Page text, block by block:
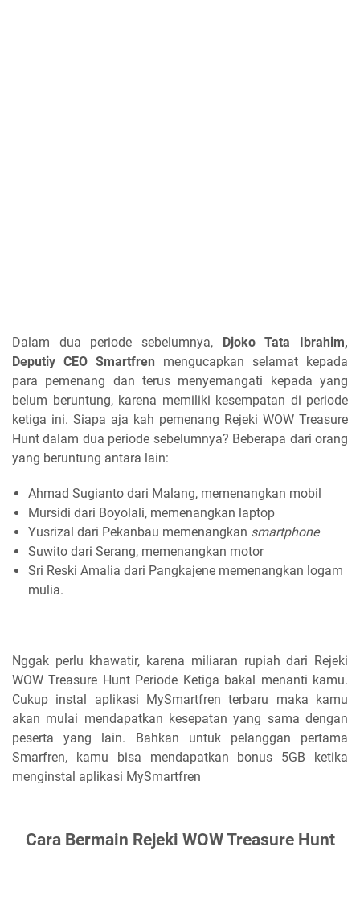
Dalam dua periode sebelumnya, Djoko Tata Ibrahim,
Deputiy CEO Smartfren mengucapkan selamat kepada
para pemenang dan terus menyemangati kepada yang
belum beruntung, karena memiliki kesempatan di periode
ketiga ini. Siapa aja kah pemenang Rejeki WOW Treasure
Hunt dalam dua periode sebelumnya? Beberapa dari orang
yang beruntung antara lain:
Ahmad Sugianto dari Malang, memenangkan mobil
Mursidi dari Boyolali, memenangkan laptop
Yusrizal dari Pekanbau memenangkan smartphone
Suwito dari Serang, memenangkan motor
Sri Reski Amalia dari Pangkajene memenangkan logam
mulia.
Nggak perlu khawatir, karena miliaran rupiah dari Rejeki
WOW Treasure Hunt Periode Ketiga bakal menanti kamu.
Cukup instal aplikasi MySmartfren terbaru maka kamu
akan mulai mendapatkan kesepatan yang sama dengan
peserta yang lain. Bahkan untuk pelanggan pertama
Smarfren, kamu bisa mendapatkan bonus 5GB ketika
menginstal aplikasi MySmartfren
Cara Bermain Rejeki WOW Treasure Hunt